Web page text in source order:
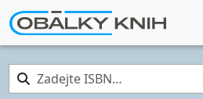
Zadejte ISBN…